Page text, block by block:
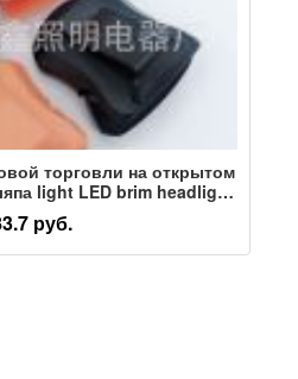
торговли на открытом
light LED brim headlight
мини-рыболовная фара
руб.